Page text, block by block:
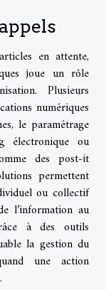
en attente,
joue un rôle
Plusieurs
numériques
le paramétrage
électronique ou
des post-it
permettent
ou collectif
l’information au
à des outils
la gestion du
une action